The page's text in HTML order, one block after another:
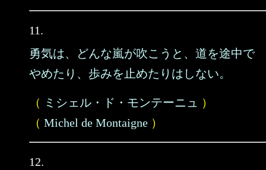
11.
勇気は、どんな嵐が吹こうと、道を途中で
やめたり、歩みを止めたりはしない。
（ ミシェル・ド・モンテーニュ
）
（ Michel de Montaigne ）
12.